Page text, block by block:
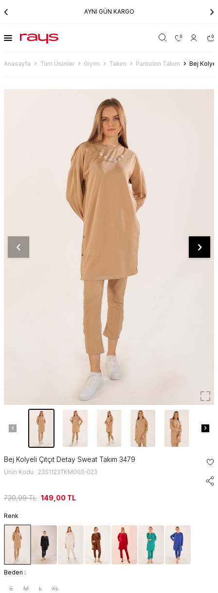
AYNI GÜN KARGO
0 0
Anasayfa Tüm Ürünler Giyim Takım Pantolon Takım Bej
Bej Kolyeli Çıtçıt Detay Sweat Takım 3479
Ürün Kodu : 23S1123TKM003-023
720,99TL 149,00 TL
Renk
Beden :
S M L XL